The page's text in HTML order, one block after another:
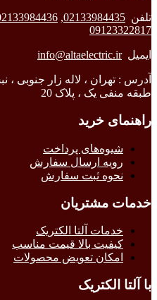
تلفن 02133984435
,
09123322817
ایمیلinfo@altaelectric.ir
آدرس : تهران ، لاله زار جنوبی
طبقه منفی یک ، پلاک 20
راهنمای خرید
شیوه‌های پرداخت
رویه ارسال سفارش
نحوه ثبت سفارش
خدمات مشتریان
خدمات آلتا الکتریک
کیفیت بالا قیمت مناسب
امکان تعویض محصولات
با آلتا الکتریک